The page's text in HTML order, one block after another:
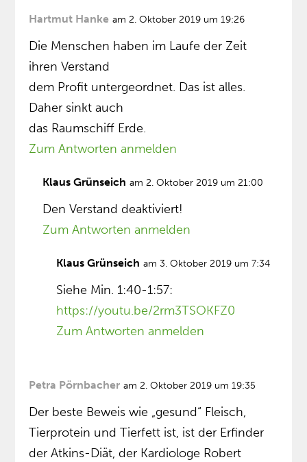
Hartmut Hanke am 2. Oktober 2019 um 19:26
Die Menschen haben im Laufe der Zeit
ihren Verstand
dem Profit untergeordnet. Das ist alles.
Daher sinkt auch
das Raumschiff Erde.
Zum Antworten anmelden
Klaus Grünseich am 2. Oktober 2019 um 21:00
Den Verstand deaktiviert!
Zum Antworten anmelden
Klaus Grünseich am 3. Oktober 2019 um 7:34
Siehe Min. 1:40-1:57:
https://youtu.be/2rm3TSOKFZ0
Zum Antworten anmelden
Petra Pörnbacher am 2. Oktober 2019 um 19:35
Der beste Beweis wie „gesund“ Fleisch,
Tierprotein und Tierfett ist, ist der Erfinder
der Atkins-Diät, der Kardiologe Robert